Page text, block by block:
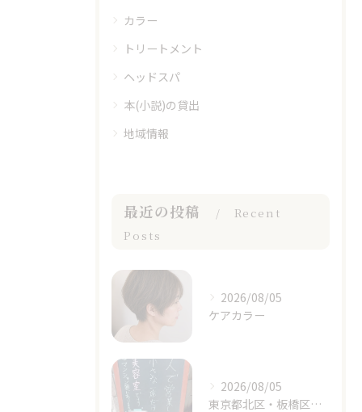
カラー
トリートメント
ヘッドスパ
本(小説)の貸出
地域情報
最近の投稿
Recent
Posts
2026/08/05
ケアカラー
2026/08/05
東京都北区・板橋区でヘアマニキュアをお探しの方へ｜頭皮がしみる方のための白髪染めという選択肢